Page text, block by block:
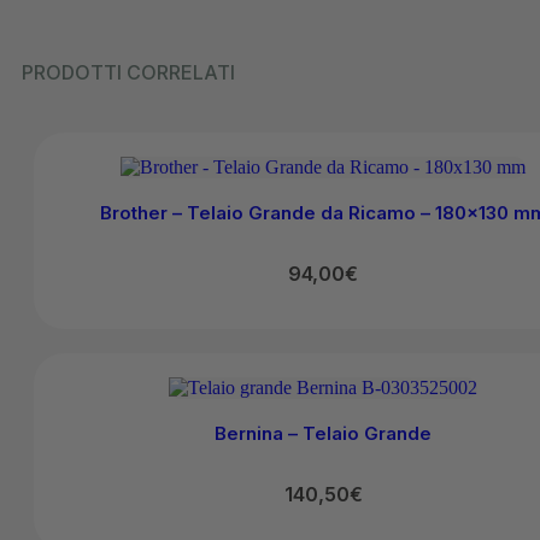
PRODOTTI CORRELATI
Brother – Telaio Grande da Ricamo – 180×130
94,00€
Bernina – Telaio Grande
140,50€